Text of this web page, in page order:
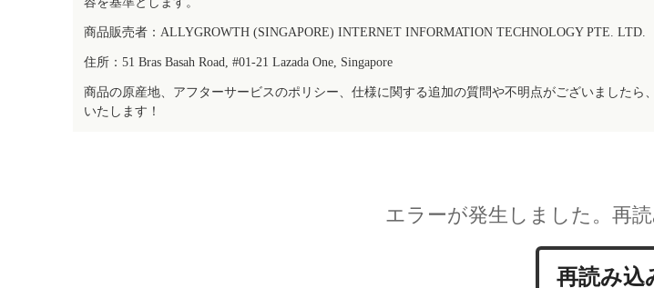
商品販売者：ALLYGROWTH (SINGAPORE) INTERNET INFORMATION TECHNOLOGY PTE. LTD.
住所：51 Bras Basah Road, #01-21 Lazada One, Singapore
商品の原産地、アフターサービスのポリシー、仕様に関する追加の質問や不明点がございました
いたします！
エラーが発生しました。再
再読み込